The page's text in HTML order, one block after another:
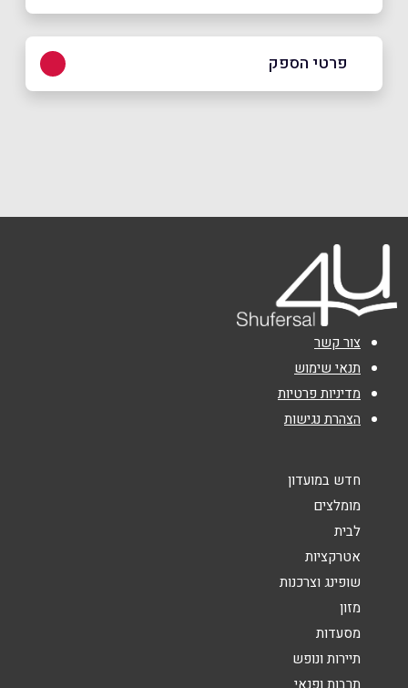
פרטי הספק
שם מלא
טלפון*
אימייל*
נושא*
הודעה*
צור קשר
תנאי שימוש
מדיניות פרטיות
הצהרת נגישות
חדש במועדון
מומלצים
לבית
אטרקציות
שופינג וצרכנות
מזון
מסעדות
תיירות ונופש
תרבות ופנאי